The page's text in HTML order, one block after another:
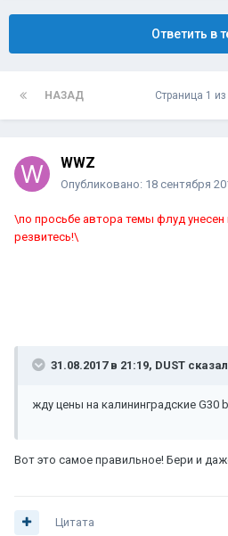
Ответить в
НАЗАД Страница 1
WWZ
Опубликовано: 18 сентября
\по просьбе автора темы флуд
резвитесь!\
31.08.2017 в 21:19, DUST
жду цены на калининградские G30
Вот это самое правильное! Бери и
Цитата